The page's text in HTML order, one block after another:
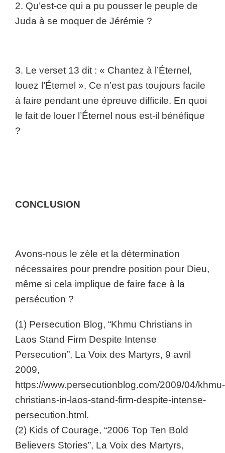
2. Qu’est-ce qui a pu pousser le peuple de
Juda à se moquer de Jérémie ?
3. Le verset 13 dit : « Chantez à l’Éternel,
louez l’Éternel ». Ce n’est pas toujours facile
à faire pendant une épreuve difficile. En quoi
le fait de louer l’Éternel nous est-il bénéfique
?
CONCLUSION
Avons-nous le zèle et la détermination
nécessaires pour prendre position pour Dieu,
même si cela implique de faire face à la
persécution ?
(1) Persecution Blog, “Khmu Christians in
Laos Stand Firm Despite Intense
Persecution”, La Voix des Martyrs, 9 avril
2009,
https://www.persecutionblog.com/2009/04/khmu-
christians-in-laos-stand-firm-despite-intense-
persecution.html.
(2) Kids of Courage, “2006 Top Ten Bold
Believers Stories”, La Voix des Martyrs,